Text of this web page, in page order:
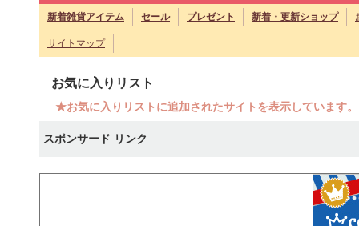
新着雑貨アイテム セール プレゼント 新着・更新ショップ
サイトマップ
お気に入りリスト
★お気に入りリストに追加されたサイトを表示しています
スポンサード リンク